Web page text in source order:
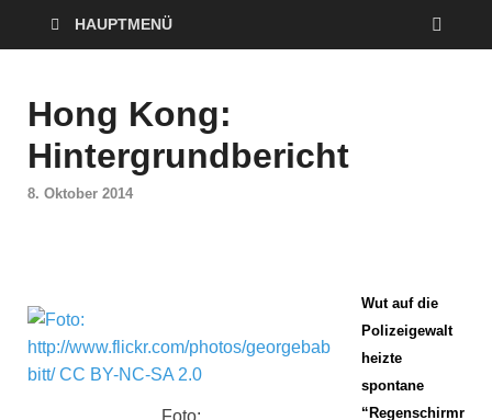
HAUPTMENÜ
Hong Kong:
Hintergrundbericht
8. Oktober 2014
Wut auf die
Polizeigewalt
heizte
spontane
“Regenschirmr